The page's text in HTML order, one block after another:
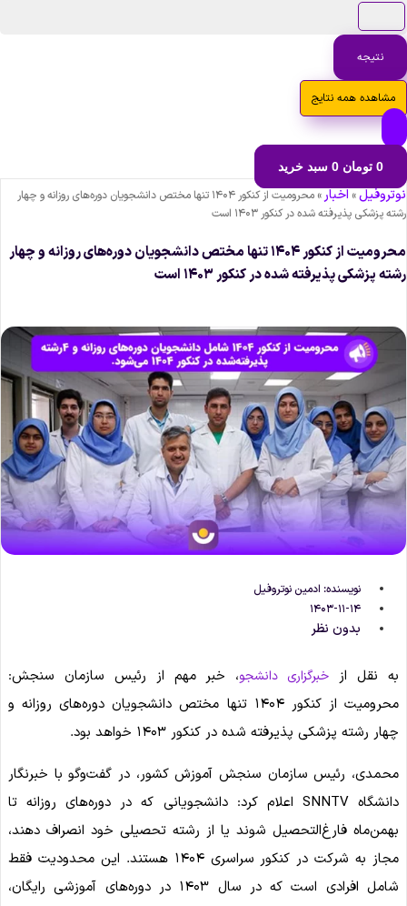
نتیجه
مشاهده همه نتایج
0 تومان 0 سبد خرید
»اخبار»
محرومیت از کنکور ۱۴۰۴ تنها مختص دانشجویان دوره‌های روزانه و چهار
پزشکی پذیرفته شده در کنکور ۱۴۰۳ است
محرومیت از کنکور ۱۴۰۴ تنها مختص دانشجویان دوره‌های روزانه و چهار
پزشکی پذیرفته شده در کنکور ۱۴۰۳ است
نویسنده:ادمین نوتروفیل
۱۴۰۳-۱۱-۱۴
بدون نظر
به نقل از خبرگزاری دانشجو، خبر مهم از رئیس سازمان سنجش:
محرومیت از کنکور ۱۴۰۴ تنها مختص دانشجویان دوره‌های روزانه و
چهار رشته پزشکی پذیرفته شده در کنکور ۱۴۰۳ خواهد بود.
محمدی، رئیس سازمان سنجش آموزش کشور، در گفت‌و‌گو با خبرنگار
دانشگاه SNNTV اعلام کرد: دانشجویانی که در دوره‌های روزانه تا
بهمن‌ماه فارغ‌التحصیل شوند یا از رشته تحصیلی خود انصراف دهند،
مجاز به شرکت در کنکور سراسری ۱۴۰۴ هستند. این محدودیت فقط
شامل افرادی است که در سال ۱۴۰۳ در دوره‌های آموزشی رایگان،